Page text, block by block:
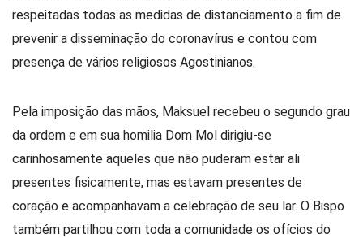
respeitadas todas as medidas de distanciamento a fim de
prevenir a disseminação do coronavírus e contou com
presença de vários religiosos Agostinianos.
Pela imposição das mãos, Maksuel recebeu o segundo grau
da ordem e em sua homilia Dom Mol dirigiu-se
carinhosamente aqueles que não puderam estar ali
presentes fisicamente, mas estavam presentes de
coração e acompanhavam a celebração de seu lar. O Bispo
também partilhou com toda a comunidade os ofícios do